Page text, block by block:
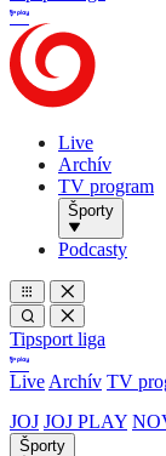
Live
Archív
TV program
Športy
Podcasty
Tipsport liga
Live Archív TV
JOJ JOJ PLAY
Športy